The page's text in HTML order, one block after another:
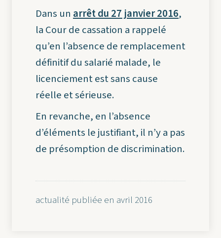
Dans un arrêt du 27 janvier 2016,
la Cour de cassation a rappelé
qu’en l’absence de remplacement
définitif du salarié malade, le
licenciement est sans cause
réelle et sérieuse.
En revanche, en l’absence
d’éléments le justifiant, il n’y a pas
de présomption de discrimination.
actualité publiée en avril 2016